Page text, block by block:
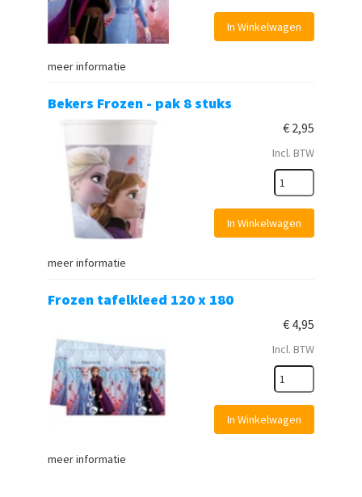
In Winkelwagen
meer informatie
Bekers Frozen - pak 8 stuks
€ 2,95
Incl. BTW
In Winkelwagen
meer informatie
Frozen tafelkleed 120 x 180
€ 4,95
Incl. BTW
In Winkelwagen
meer informatie